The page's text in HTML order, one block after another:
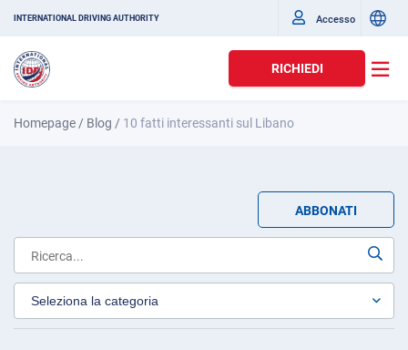
INTERNATIONAL DRIVING AUTHORITY Accesso
RICHIEDI
Homepage / Blog / 10 fatti interessanti sul Libano
ABBONATI